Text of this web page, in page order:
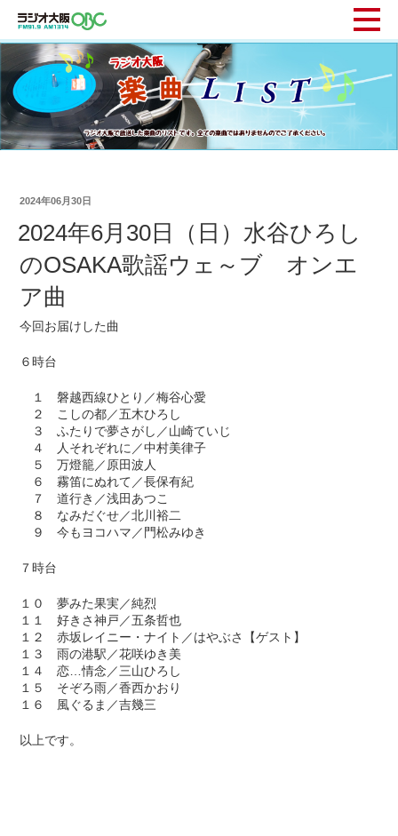
2024年06月30日
2024年6月30日（日）水谷ひろし
のOSAKA歌謡ウェ～ブ オンエ
ア曲
今回お届けした曲
６時台
１ 磐越西線ひとり／梅谷心愛
２ こしの都／五木ひろし
３ ふたりで夢さがし／山崎ていじ
４ 人それぞれに／中村美律子
５ 万燈籠／原田波人
６ 霧笛にぬれて／長保有紀
７ 道行き／浅田あつこ
８ なみだぐせ／北川裕二
９ 今もヨコハマ／門松みゆき
７時台
１０ 夢みた果実／純烈
１１ 好きさ神戸／五条哲也
１２ 赤坂レイニー・ナイト／はやぶさ【ゲスト】
１３ 雨の港駅／花咲ゆき美
１４ 恋…情念／三山ひろし
１５ そぞろ雨／香西かおり
１６ 風ぐるま／吉幾三
以上です。